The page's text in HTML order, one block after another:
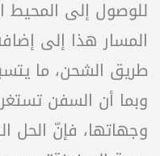
للوصول إلى
طريق الشحن، ما
وبما أن السفن
وجهاتها، فإنّ الحل